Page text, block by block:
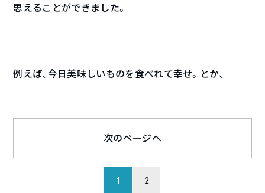
思えることができました。
例えば、今日美味しいものを食べれて幸せ。とか、
1 2
次のページへ